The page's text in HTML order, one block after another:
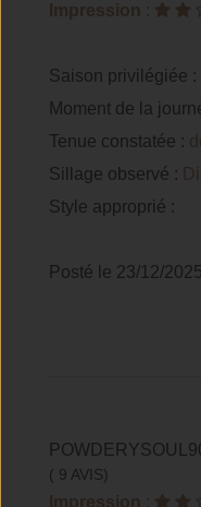
Impression :
Saison privilégiée :
Moment de la
Tenue constatée :
Sillage observé :
Style approprié :
Posté le 23/12/2025
( 9 AVIS)
Impression :